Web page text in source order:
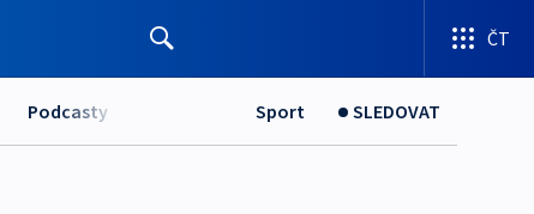
ČT
Podcasty Sport SLEDOVAT